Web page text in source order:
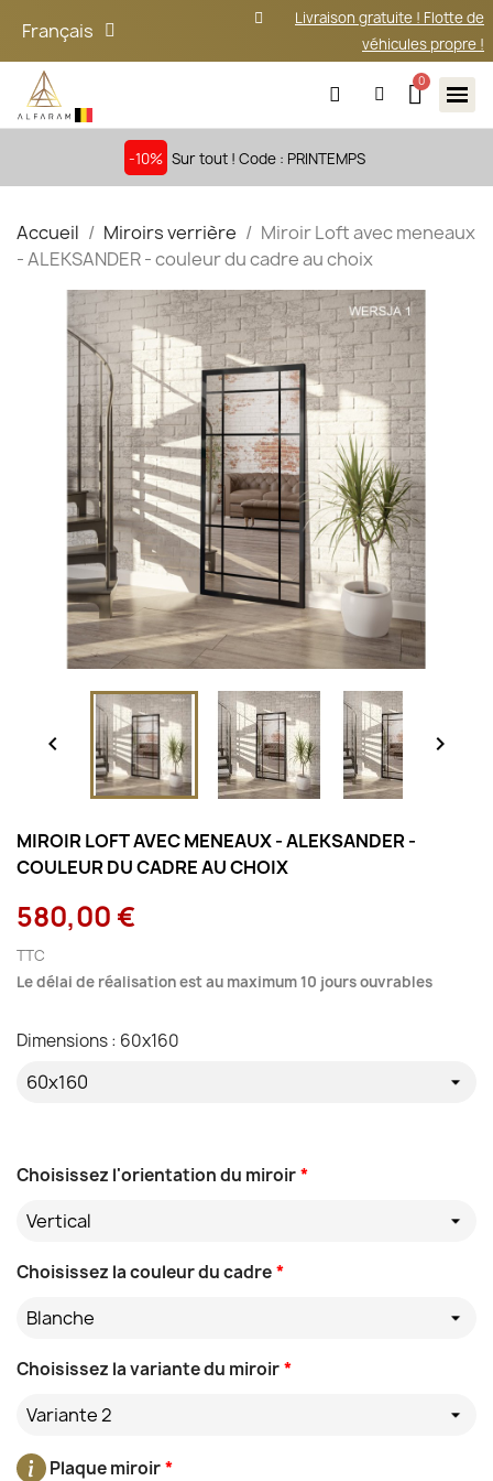
Français
Livraison gratuite ! Flotte de
véhicules propre !
-10% Sur tout ! Code : PRINTEMPS
Accueil Miroirs verrière
Miroir Loft avec meneaux
- ALEKSANDER - couleur du cadre au choix
 
MIROIR LOFT AVEC MENEAUX - ALEKSANDER -
COULEUR DU CADRE AU CHOIX
580,00 €
TTC
Le délai de réalisation est au maximum 10 jours ouvrables
*
Choisissez l'orientation du miroir
Vertical
*
Choisissez la couleur du cadre
Blanche
*
Choisissez la variante du miroir
Variante 2
*
Plaque miroir
Dimensions : 60x160